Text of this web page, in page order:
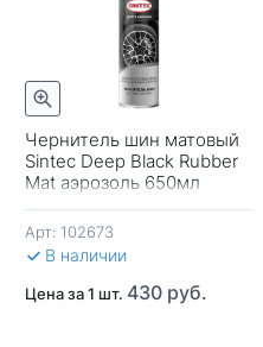
Чернитель шин матовый
Sintec Deep Black Rubber
Mat аэрозоль 650мл
Арт: 102673
В наличии
Цена за 1 шт. 430 руб.
Быстрый просмотр